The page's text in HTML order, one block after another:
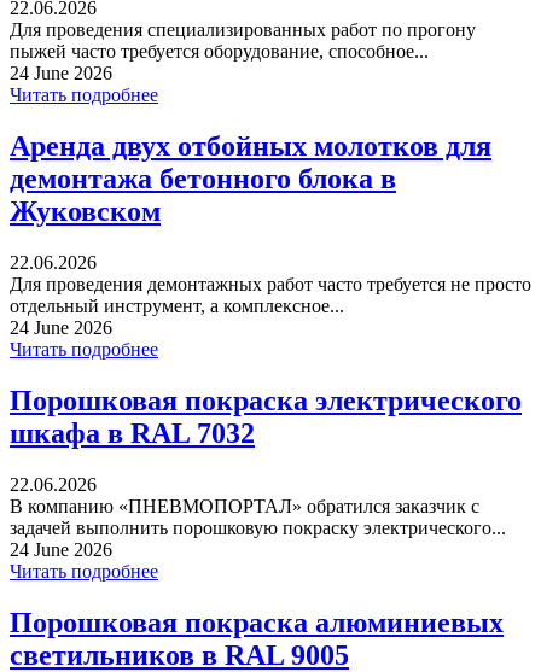
22.06.2026
Для проведения специализированных работ по прогону
пыжей часто требуется оборудование, способное...
24 June 2026
Читать подробнее
Аренда двух отбойных молотков для
демонтажа бетонного блока в
Жуковском
22.06.2026
Для проведения демонтажных работ часто требуется не просто
отдельный инструмент, а комплексное...
24 June 2026
Читать подробнее
Порошковая покраска электрического
шкафа в RAL 7032
22.06.2026
В компанию «ПНЕВМОПОРТАЛ» обратился заказчик с
задачей выполнить порошковую покраску электрического...
24 June 2026
Читать подробнее
Порошковая покраска алюминиевых
светильников в RAL 9005